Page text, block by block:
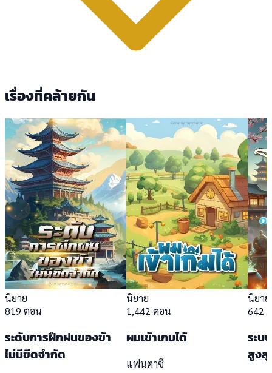
เรื่องที่คล้ายกัน
นิยาย
819 ตอน
ระดับการฝึกฝนของข้า
ไม่มีขีดจำกัด
นิยาย
1,442 ตอน
ผมเข้าเกมได้
แฟนตาซี
นิยาย
642
ระบ
สูง